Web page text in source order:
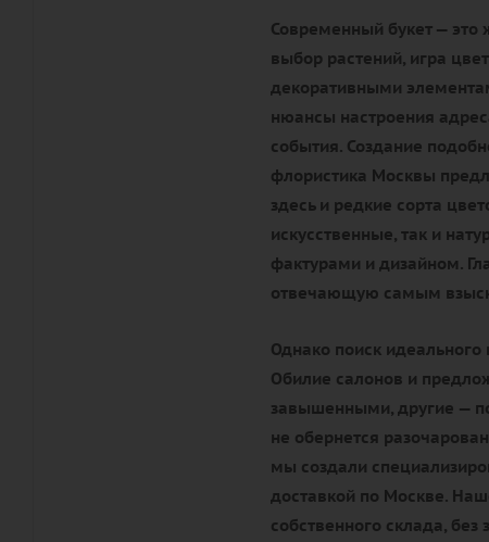
Современный букет — это
выбор растений, игра
декоративными
нюансы настроения
события. Создание
флористика Москвы
здесь и редкие сорта
искусственные, так и
фактурами и дизайном.
отвечающую самым
Однако поиск
Обилие салонов и
завышенными, другие —
не обернется
мы создали
доставкой по Москве.
собственного склада,